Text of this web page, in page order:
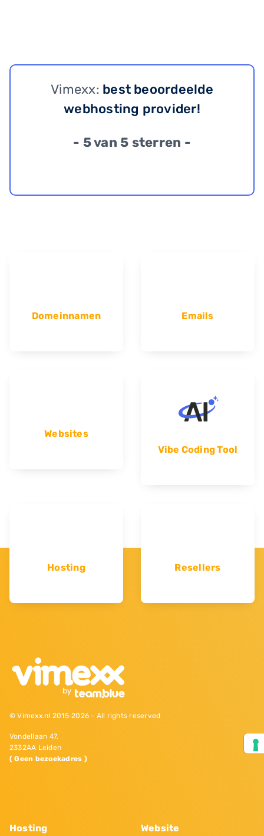
Vimexx: best beoordeelde
webhosting provider!
- 5 van 5 sterren -
Domeinnamen Emails
Websites
Vibe Coding Tool
Hosting Resellers
© Vimexx.nl 2015‐2026 - All rights reserved
Vondellaan 47,
2332AA Leiden
( Geen bezoekadres )
Hosting Website